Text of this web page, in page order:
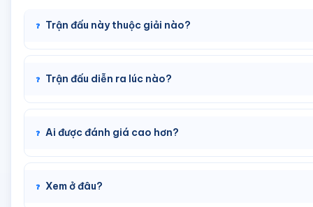
Trận đấu này thuộc giải nào?
Trận đấu diễn ra lúc nào?
Ai được đánh giá cao hơn?
Xem ở đâu?